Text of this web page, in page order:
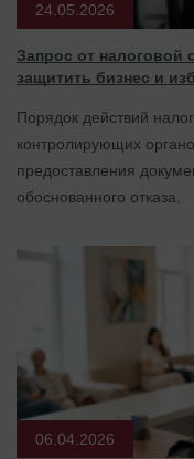
24.05.2026
Запрос от налоговой
защитить бизнес и
Порядок действий
контролирующих
предоставления
обоснованного отказа.
06.04.2026